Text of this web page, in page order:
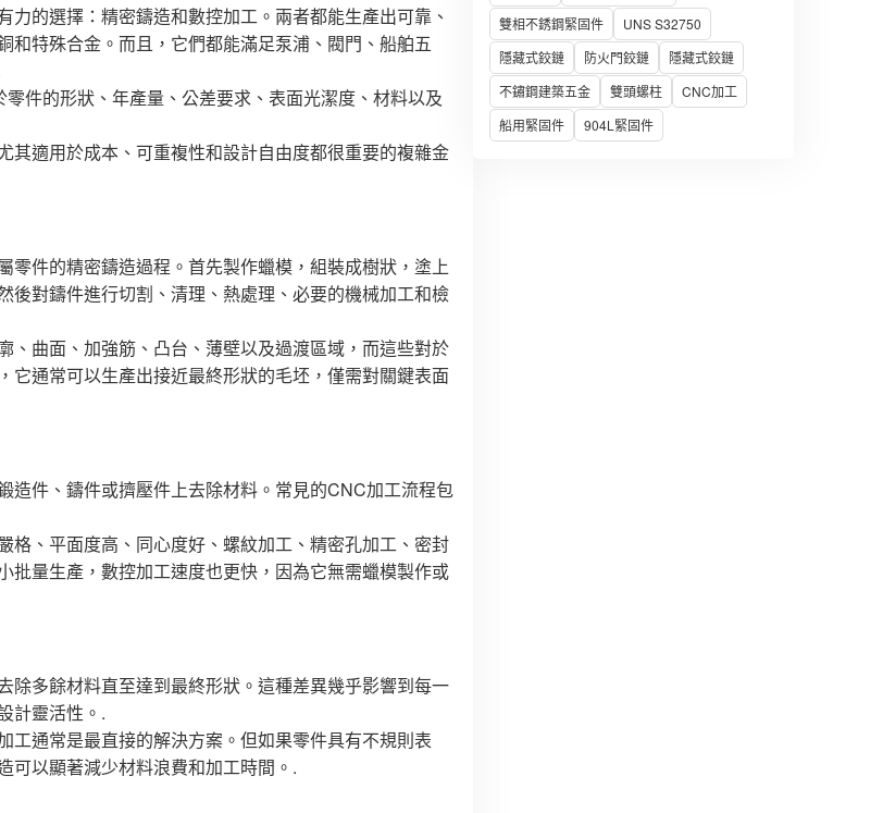
雙相不銹鋼緊固件
UNS S32750
隱藏式鉸鏈
防火門鉸鏈
隱藏式鉸鏈
不鏽鋼建築五金
雙頭螺柱
CNC加工
船用緊固件
904L緊固件
的選擇：精密鑄造和數控加工。兩者都能生產出可靠、
特殊合金。而且，它們都能滿足泵浦、閥門、船舶五
件的形狀、年產量、公差要求、表面光潔度、材料以及
適用於成本、可重複性和設計自由度都很重要的複雜金
件的精密鑄造過程。首先製作蠟模，組裝成樹狀，塗上
對鑄件進行切割、清理、熱處理、必要的機械加工和檢
曲面、加強筋、凸台、薄壁以及過渡區域，而這些對於
通常可以生產出接近最終形狀的毛坯，僅需對關鍵表面
造件、鑄件或擠壓件上去除材料。常見的CNC加工流程包
、平面度高、同心度好、螺紋加工、精密孔加工、密封
量生產，數控加工速度也更快，因為它無需蠟模製作或
多餘材料直至達到最終形狀。這種差異幾乎影響到每一
計靈活性。.
通常是最直接的解決方案。但如果零件具有不規則表
可以顯著減少材料浪費和加工時間。.